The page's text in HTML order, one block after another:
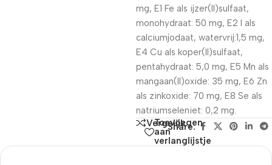
mg, E1 Fe als ijzer(II)sulfaat,
monohydraat: 50 mg, E2 I als
calciumjodaat, watervrij:1,5 mg,
E4 Cu als koper(II)sulfaat,
pentahydraat: 5,0 mg, E5 Mn als
mangaan(II)oxide: 35 mg, E6 Zn
als zinkoxide: 70 mg, E8 Se als
natriumseleniet: 0,2 mg.
Vergelijk
Toevoegen
aan
verlanglijstje
Share: